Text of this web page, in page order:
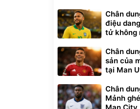
Chân
điệu
tử không
Chân
sản của
tại Man
Chân
Mảnh